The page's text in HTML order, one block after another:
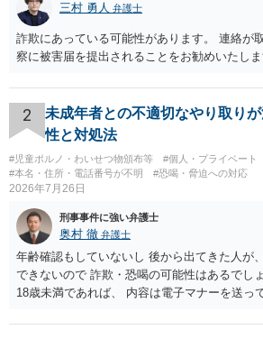
三村 勇人 弁護士
詐欺にあっている可能性があります。 連絡が
察に被害届を提出されることをお勧めいたしま
2
未成年者との不適切なやり取り
性と対処法
#児童ポルノ・わいせつ物頒布等 #個人・プライベート
#本名・住所・電話番号が不明
#恐喝・脅迫への対応
2026年7月26日
刑事事件に強い弁護士
奥村 徹 弁護士
年齢確認もしていないし 後から出てきた人が
できないので 詐欺・恐喝の可能性はあるでし
18歳未満であれば、 内容は電子マナーを送っ
画の尺は10分ほど、服を着たままで胸を触っ